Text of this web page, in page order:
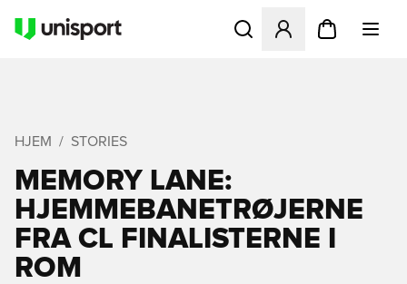
Åbner en Modal til at
HJEM STORIES
MEMORY LANE:
HJEMMEBANETRØJERNE
FRA CL FINALISTERNE I
ROM